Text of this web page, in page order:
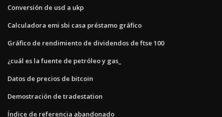
Conversión de usd a ukp
Calculadora emi sbi casa préstamo gráfico
Gráfico de rendimiento de dividendos de ftse 100
¿cuál es la fuente de petróleo y gas_
Datos de precios de bitcoin
Demostración de tradestation
Índice de referencia abandonado